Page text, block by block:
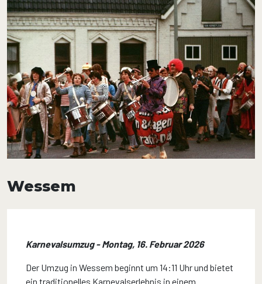
Wessem
Karnevalsumzug - Montag, 16. Februar 2026
Der Umzug in Wessem beginnt um 14:11 Uhr und bietet
ein traditionelles Karnevalserlebnis in einem